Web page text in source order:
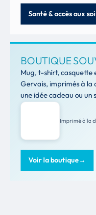
Santé & accès aux
BOUTIQUE
Mug, t-shirt, casquette
Gervais, imprimés à la
une idée cadeau ou un
Imprimé à la
Voir la boutique→